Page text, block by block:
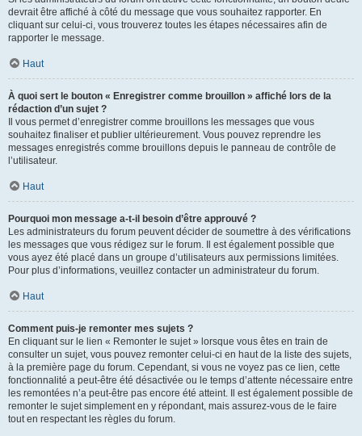
devrait être affiché à côté du message que vous souhaitez rapporter. En
cliquant sur celui-ci, vous trouverez toutes les étapes nécessaires afin de
rapporter le message.
Haut
À quoi sert le bouton « Enregistrer comme brouillon » affiché lors de la
rédaction d’un sujet ?
Il vous permet d’enregistrer comme brouillons les messages que vous
souhaitez finaliser et publier ultérieurement. Vous pouvez reprendre les
messages enregistrés comme brouillons depuis le panneau de contrôle de
l’utilisateur.
Haut
Pourquoi mon message a-t-il besoin d’être approuvé ?
Les administrateurs du forum peuvent décider de soumettre à des vérifications
les messages que vous rédigez sur le forum. Il est également possible que
vous ayez été placé dans un groupe d’utilisateurs aux permissions limitées.
Pour plus d’informations, veuillez contacter un administrateur du forum.
Haut
Comment puis-je remonter mes sujets ?
En cliquant sur le lien « Remonter le sujet » lorsque vous êtes en train de
consulter un sujet, vous pouvez remonter celui-ci en haut de la liste des sujets,
à la première page du forum. Cependant, si vous ne voyez pas ce lien, cette
fonctionnalité a peut-être été désactivée ou le temps d’attente nécessaire entre
les remontées n’a peut-être pas encore été atteint. Il est également possible de
remonter le sujet simplement en y répondant, mais assurez-vous de le faire
tout en respectant les règles du forum.